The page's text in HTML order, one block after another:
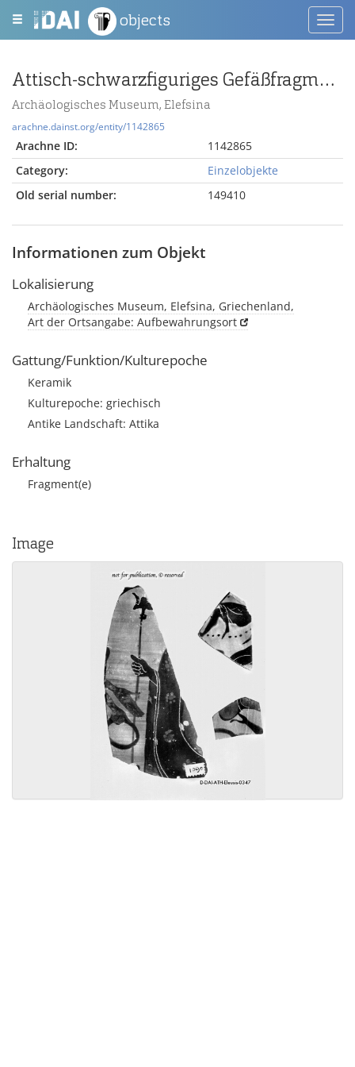
objects
Attisch-schwarzfiguriges Gefäßfragment mit Mann und Zepter und Frau mit Kranz
Archäologisches Museum, Elefsina
arachne.dainst.org/entity/1142865
Arachne ID:
1142865
Category:
Einzelobjekte
Old serial number:
149410
Informationen zum Objekt
Lokalisierung
Archäologisches Museum, Elefsina, Griechenland,
Art der Ortsangabe: Aufbewahrungsort
Gattung/Funktion/Kulturepoche
Keramik
Kulturepoche: griechisch
Antike Landschaft: Attika
Erhaltung
Fragment(e)
Image